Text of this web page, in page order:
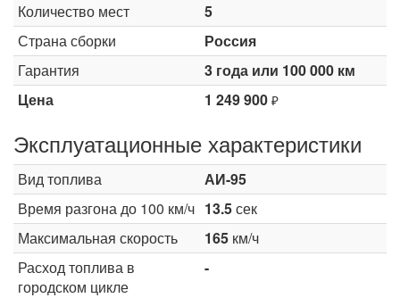
Количество мест
5
Страна сборки
Россия
Гарантия
3 года или 100 000 км
Цена
1 249 900 ₽
Эксплуатационные характеристики
Вид топлива
АИ-95
Время разгона до 100 км/ч 13.5сек
Максимальная скорость
165 км/ч
Расход топлива в
городском цикле
-